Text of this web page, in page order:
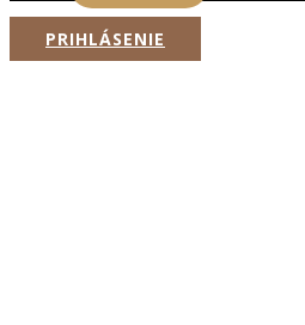
PRIHLÁSENIE